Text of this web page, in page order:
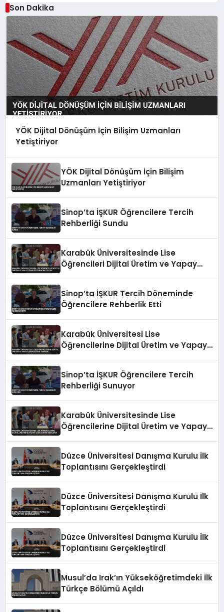
Son Dakika
YÖK Dijital Dönüşüm İçin Bilişim Uzmanları
Yetiştiriyor
YÖK Dijital Dönüşüm İçin Bilişim
Uzmanları Yetiştiriyor
Sinop’ta İŞKUR Öğrencilere Tercih
Rehberliği Sundu
Karabük Üniversitesinde Lise
Öğrencileri Dijital Üretim ve Yapay
Sinop’ta İŞKUR Tercih Döneminde
Öğrencilere Rehberlik Etti
Karabük Üniversitesi Lise
Öğrencilerine Dijital Üretim ve Yapay
Sinop’ta İŞKUR Öğrencilere Tercih
Rehberliği Sunuyor
Karabük Üniversitesinde Lise
Öğrencilerine Dijital Üretim ve Yapay
Düzce Üniversitesi Danışma Kurulu İlk
Toplantısını Gerçekleştirdi
Düzce Üniversitesi Danışma Kurulu İlk
Toplantısını Gerçekleştirdi
Düzce Üniversitesi Danışma Kurulu İlk
Toplantısını Gerçekleştirdi
Musul’da Irak’ın Yükseköğretimdeki İlk
Türkçe Bölümü Açıldı